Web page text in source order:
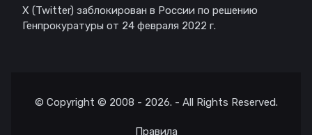
X (Twitter) заблокирован в России по решению
Генпрокуратуры от 24 февраля 2022 г.
© Copyright © 2008 - 2026. - All Rights Reserved.
Правила